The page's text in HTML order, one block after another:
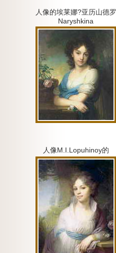
人像的埃莱娜?亚历山德罗
Naryshkina
人像M.I.Lopuhinoy的